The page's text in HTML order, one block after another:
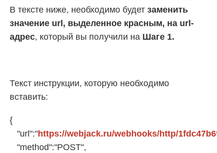
В тексте ниже, необходимо будет заменить
значение url, выделенное красным, на url-
адрес, который вы получили на Шаге 1.
Текст инструкции, которую необходимо
вставить:
{
"url":"https://webjack.ru/webhooks/http/
"method":"POST",